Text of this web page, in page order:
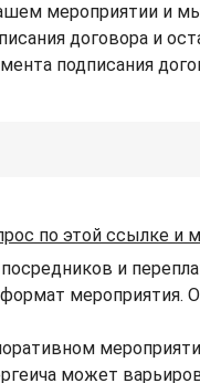
мероприятии и
договора и
подписания
по этой ссылке
и
мероприятия.
может